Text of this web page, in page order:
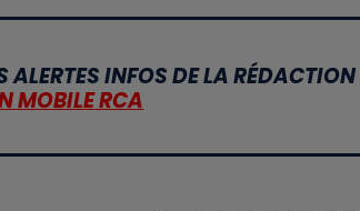
ALERTES INFOS DE LA RÉDACTION
MOBILE RCA